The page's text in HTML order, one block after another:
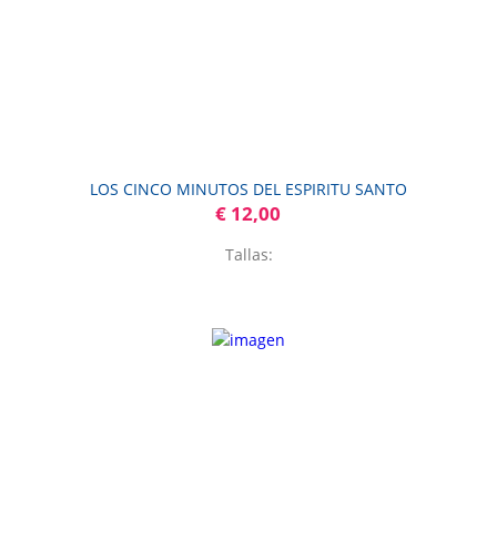
LOS CINCO MINUTOS DEL ESPIRITU SANTO
€ 12,00
Tallas: